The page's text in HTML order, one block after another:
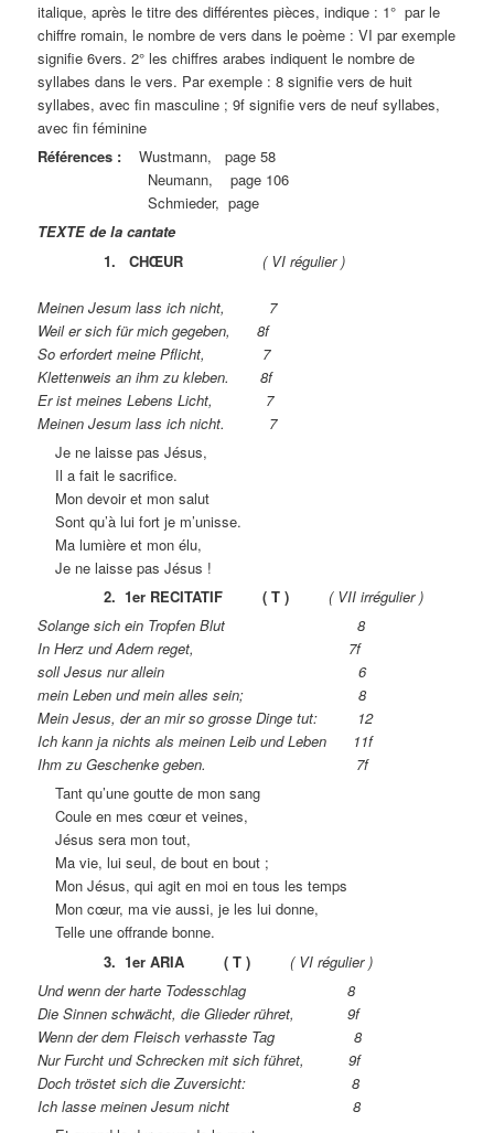
italique, après le titre des différentes pièces, indique : 1° par le
chiffre romain, le nombre de vers dans le poème : VI par exemple
signifie 6vers. 2° les chiffres arabes indiquent le nombre de
syllabes dans le vers. Par exemple : 8 signifie vers de huit
syllabes, avec fin masculine ; 9f signifie vers de neuf syllabes,
avec fin féminine
Références : Wustmann, page 58
Neumann, page 106
Schmieder, page
TEXTE de la cantate
1. CHŒUR
( VI régulier )
Meinen Jesum lass ich nicht, 7
Weil er sich für mich gegeben, 8f
So erfordert meine Pflicht, 7
Klettenweis an ihm zu kleben. 8f
Er ist meines Lebens Licht, 7
Meinen Jesum lass ich nicht. 7
Je ne laisse pas Jésus,
Il a fait le sacrifice.
Mon devoir et mon salut
Sont qu’à lui fort je m’unisse.
Ma lumière et mon élu,
Je ne laisse pas Jésus !
2. 1er RECITATIF ( T )
( VII irrégulier )
Solange sich ein Tropfen Blut 8
In Herz und Adern reget, 7f
soll Jesus nur allein 6
mein Leben und mein alles sein; 8
Mein Jesus, der an mir so grosse Dinge tut: 12
Ich kann ja nichts als meinen Leib und Leben 11f
Ihm zu Geschenke geben. 7f
Tant qu’une goutte de mon sang
Coule en mes cœur et veines,
Jésus sera mon tout,
Ma vie, lui seul, de bout en bout ;
Mon Jésus, qui agit en moi en tous les temps
Mon cœur, ma vie aussi, je les lui donne,
Telle une offrande bonne.
3. 1er ARIA ( T )
( VI régulier )
Und wenn der harte Todesschlag 8
Die Sinnen schwächt, die Glieder rühret, 9f
Wenn der dem Fleisch verhasste Tag 8
Nur Furcht und Schrecken mit sich führet, 9f
Doch tröstet sich die Zuversicht: 8
Ich lasse meinen Jesum nicht 8